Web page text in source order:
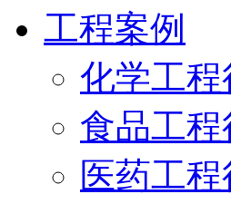
工程案例
化学工程
食品工程
医药工程